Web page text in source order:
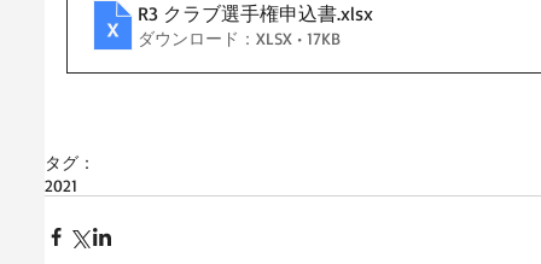
R3 クラブ選手権申込書.xlsx
ダウンロード：XLSX • 17KB
タグ：
2021